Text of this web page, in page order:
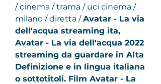
/ cinema / trama / uci cinema /
milano / diretta / Avatar - La via
dell'acqua streaming ita,
Avatar - La via dell'acqua 2022
streaming da guardare in Alta
Definizione e in lingua italiana
o sottotitoli. Film Avatar - La